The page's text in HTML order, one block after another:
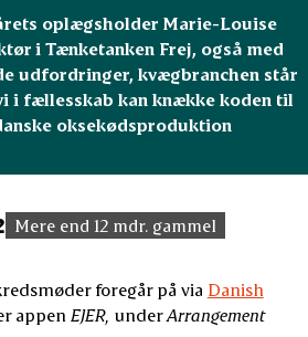
oplægsholder Marie-Louise
i Tænketanken Frej, også med
udfordringer, kvægbranchen står
i fællesskab kan knække koden til
oksekødsproduktion
Mere end 12 mdr. gammel
foregår på via Danish
appen EJER, underArrangement